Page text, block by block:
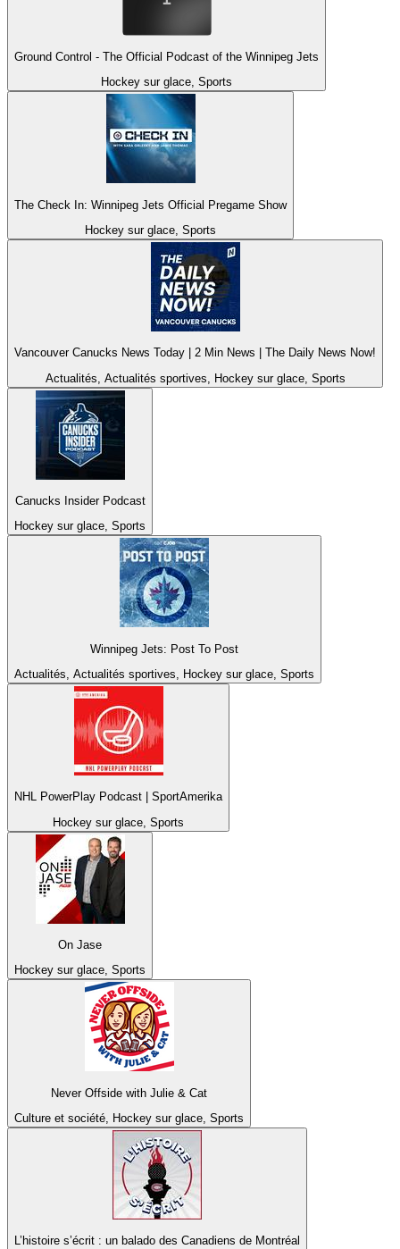
Ground Control - The Official Podcast of the Winnipeg Jets
Hockey sur glace, Sports
The Check In: Winnipeg Jets Official Pregame Show
Hockey sur glace, Sports
Vancouver Canucks News Today | 2 Min News | The Daily News Now!
Actualités, Actualités sportives, Hockey sur glace, Sports
Canucks Insider Podcast
Hockey sur glace, Sports
Winnipeg Jets: Post To Post
Actualités, Actualités sportives, Hockey sur glace, Sports
NHL PowerPlay Podcast | SportAmerika
Hockey sur glace, Sports
On Jase
Hockey sur glace, Sports
Never Offside with Julie & Cat
Culture et société, Hockey sur glace, Sports
L’histoire s’écrit : un balado des Canadiens de Montréal